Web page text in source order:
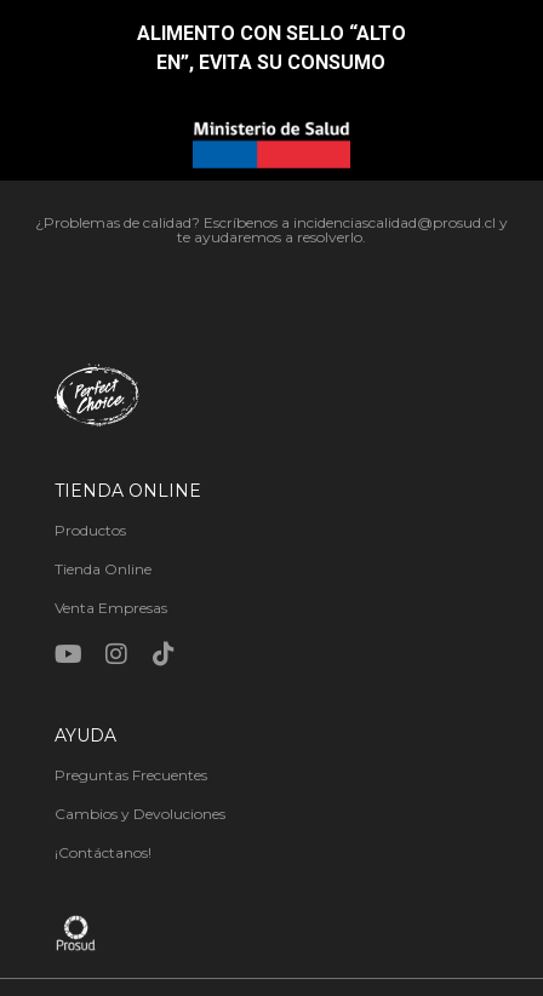
ALIMENTO CON SELLO “ALTO
EN”, EVITA SU CONSUMO​
¿Problemas de calidad? Escríbenos a incidenciascalidad@prosud.cl y
te ayudaremos a resolverlo.
TIENDA ONLINE
Productos
Tienda Online
Venta Empresas
AYUDA
Preguntas Frecuentes
Cambios y Devoluciones
¡Contáctanos!